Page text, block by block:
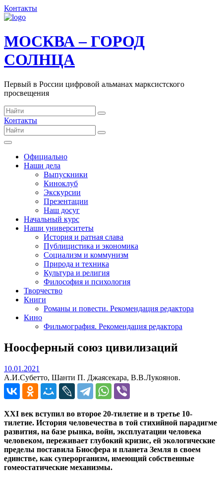
Контакты
МОСКВА – ГОРОД
СОЛНЦА
Первый в России цифровой альманах марксистского
просвещения
Контакты
Официально
Наши дела
Выпускники
Киноклуб
Экскурсии
Презентации
Наш досуг
Начальный курс
Наши университеты
История и ратная слава
Публицистика и экономика
Социализм и коммунизм
Природа и техника
Культура и религия
Философия и психология
Творчество
Книги
Романы и повести. Рекомендация редактора
Кино
Фильмография. Рекомендация редактора
Ноосферный союз цивилизаций
10.01.2021
А.И.Субетто, Шанти П. Джаясекара, В.В.Лукоянов.
XXI век вступил во второе 20-тилетие и в третье 10-
тилетие. История человечества в той стихийной парадигме
развития, на базе рынка, войн, эксплуатации человека
человеком, переживает глубокий кризис, ей экологические
пределы поставила Биосфера и планета Земля в своем
единстве, как суперорганизм, имеющий собственные
гомеостатические механизмы.